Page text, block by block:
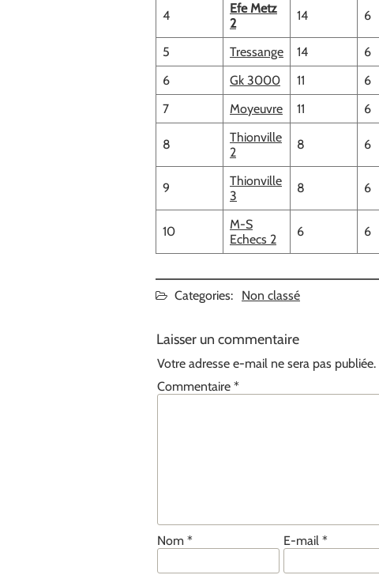
4
Efe Metz
2
14 6
5 Tressange 14 6
6
Gk 3000 11 6
7
Moyeuvre 11 6
8
Thionville
2
8 6
9
Thionville
3
8 6
10
M-S
Echecs 2
6 6
Categories: Non classé
Laisser un commentaire
Votre adresse e-mail ne sera pas publiée.
Commentaire *
Nom * E-mail *